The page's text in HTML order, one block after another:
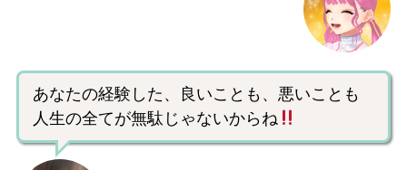
あなたの経験した、良いことも、悪いことも
人生の全てが無駄じゃないからね